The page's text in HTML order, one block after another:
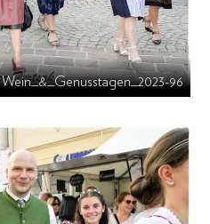
Wein_&_Genusstagen_2023-96